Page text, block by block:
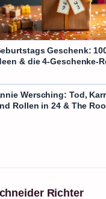
Geschenk:
& die 4-Geschenke-
Wersching: Tod,
Rollen in 24 & The
Richter